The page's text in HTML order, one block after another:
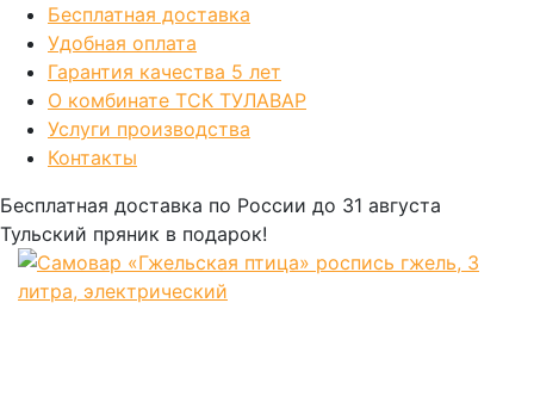
Бесплатная доставка
Удобная оплата
Гарантия качества 5 лет
О комбинате ТСК ТУЛАВАР
Услуги производства
Контакты
Бесплатная доставка по России до 31 августа
Тульский пряник в подарок!